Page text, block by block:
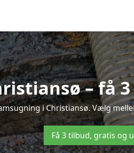
– få
i Christiansø. Vælg
Få 3 tilbud, gratis og